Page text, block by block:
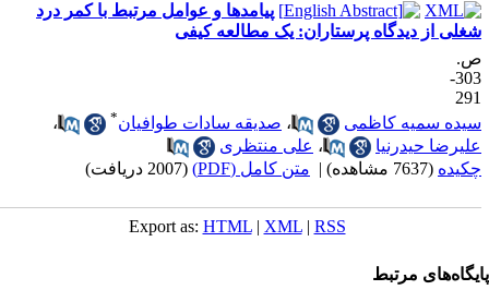
پیامدها و عوامل مرتبط با کمر درد
از دیدگاه پرستاران: یک مطالعه کیفی
303-
سمیه کاظمی
،صدیقه سادات طوافیان *
،
حیدرنیا
،علی منتظری
(7637 مشاهده) | متن کامل (PDF) (2007 دریافت)
Export as:HTML |XML|RSS
مرتبط